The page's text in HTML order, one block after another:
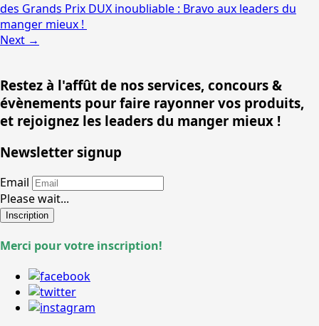
des Grands Prix DUX inoubliable : Bravo aux leaders du
manger mieux !
Next →
Restez à l'affût de nos services, concours &
évènements pour faire rayonner vos produits,
et rejoignez les leaders du manger mieux !
Newsletter signup
Email
Please wait...
Inscription
Merci pour votre inscription!